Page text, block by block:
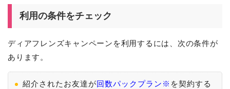
利用の条件をチェック
ディアフレンズキャンペーンを利用するには、次の条件が
あります。
紹介されたお友達が回数パックプラン※ を契約する